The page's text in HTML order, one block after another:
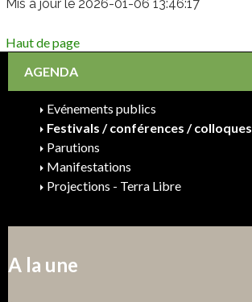
Mis a jour le 2026-01-06 13:46:17
Haut de page
AGENDA
Evénements publics
Festivals / conférences / colloques
Parutions
Manifestations
Projections - Terra Libre
A la une